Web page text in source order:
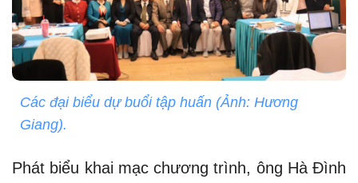
Các đại biểu dự buổi tập huấn (Ảnh: Hương
Giang).
Phát biểu khai mạc chương trình, ông Hà Đình